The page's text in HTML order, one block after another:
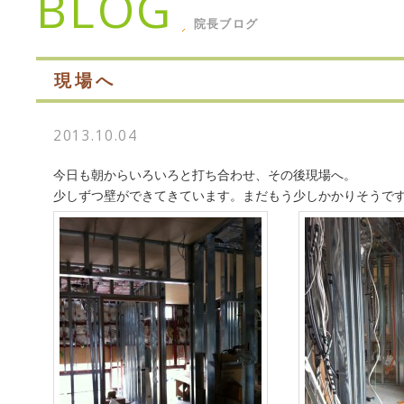
院長ブログ
現場へ
2013.10.04
今日も朝からいろいろと打ち合わせ、その後現場へ。
少しずつ壁ができてきています。まだもう少しかかりそうで